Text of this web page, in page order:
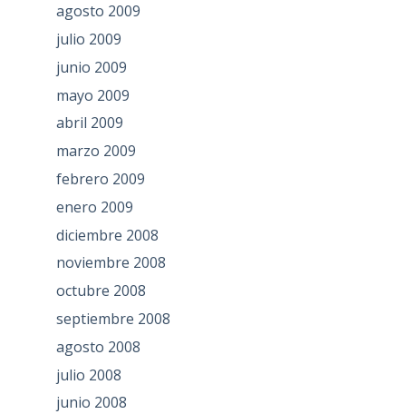
agosto 2009
julio 2009
junio 2009
mayo 2009
abril 2009
marzo 2009
febrero 2009
enero 2009
diciembre 2008
noviembre 2008
octubre 2008
septiembre 2008
agosto 2008
julio 2008
junio 2008